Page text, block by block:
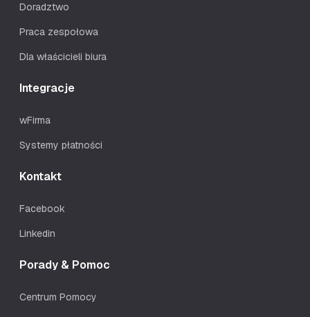
Doradztwo
Praca zespołowa
Dla właścicieli biura
Integracje
wFirma
Systemy płatności
Kontakt
Facebook
Linkedin
Porady & Pomoc
Centrum Pomocy